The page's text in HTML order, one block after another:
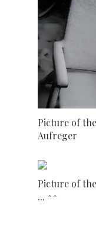
Picture of
Aufreger
Picture of
... ^^